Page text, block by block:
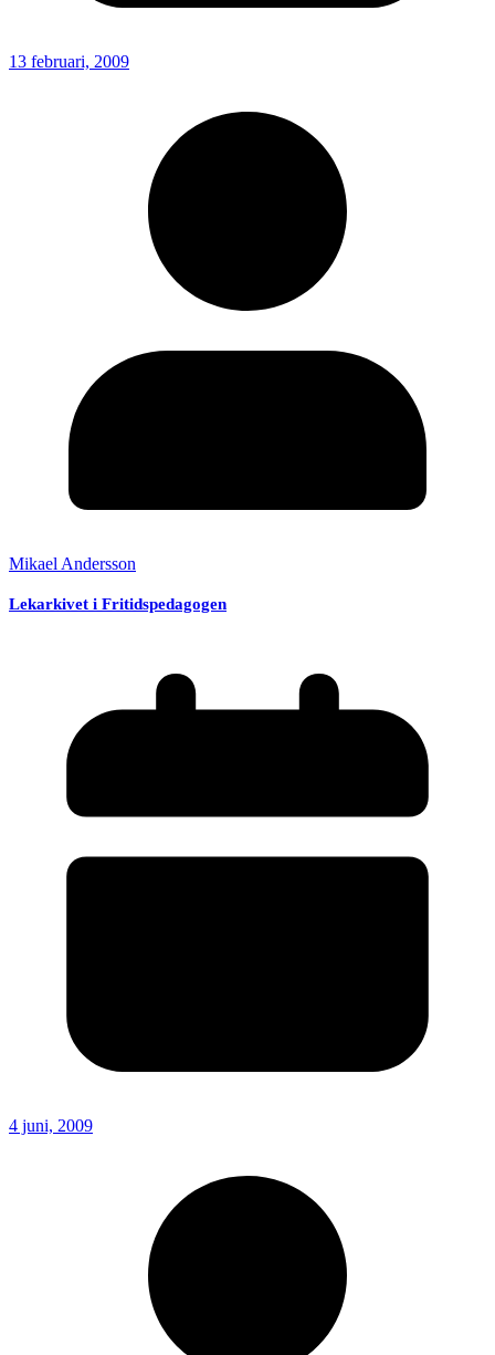
13 februari, 2009
Mikael Andersson
Lekarkivet i Fritidspedagogen
4 juni, 2009